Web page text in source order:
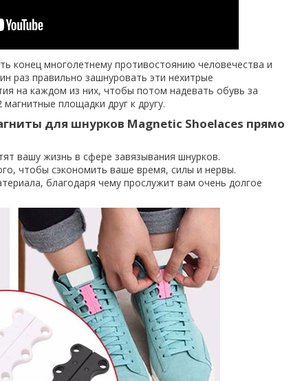
конец многолетнему противостоянию человечества и
раз правильно зашнуровать эти нехитрые
на каждом из них, чтобы потом надевать обувь за
площадки друг к другу.
для шнурков Magnetic Shoelaces прямо
вашу жизнь в сфере завязывания шнурков.
чтобы сэкономить ваше время, силы и нервы.
благодаря чему прослужит вам очень долгое